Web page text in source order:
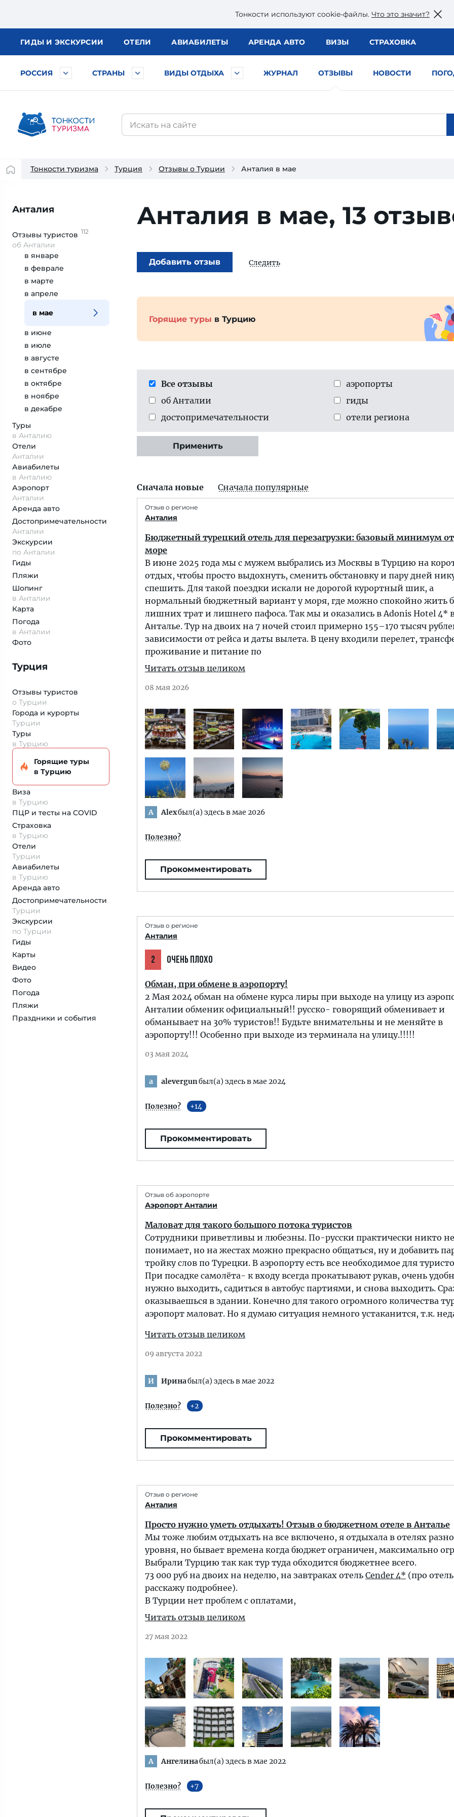
Тонкости используют сookie-файлы. Что это значит?
ГИДЫ И ЭКСКУРСИИ ОТЕЛИ АВИАБИЛЕТЫ АРЕНДА АВТО ВИЗЫ СТРАХОВКА
РОССИЯ СТРАНЫ ВИДЫ ОТДЫХА ЖУРНАЛ ОТЗЫВЫ НОВОСТИ
Тонкости туризма Турция Отзывы о Турции Анталия в мае
Анталия
Отзывы туристов 112
об Анталии
в январе
в феврале
в марте
в апреле
в мае
в июне
в июле
в августе
в сентябре
в октябре
в ноябре
в декабре
Туры
в Анталию
Отели
Анталии
Авиабилеты
в Анталию
Аэропорт
Анталии
Аренда авто
Достопримеча­тельности
Анталии
Экскурсии
по Анталии
Гиды
Пляжи
Шопинг
в Анталии
Карта
Погода
в Анталии
Фото
Турция
Отзывы туристов
о Турции
Города и курорты
Турции
Туры
в Турцию
Горящие туры
в Турцию
Виза
в Турцию
ПЦР и тесты на COVID
Страховка
в Турцию
Отели
Турции
Авиабилеты
в Турцию
Аренда авто
Достопримеча­тельности
Турции
Экскурсии
по Турции
Гиды
Карты
Видео
Фото
Погода
Пляжи
Праздники и события
Анталия в мае, 13
Добавить отзыв Следить
Горящие туры в Турцию
Все отзывы
об Анталии
достопримеча­тельности
аэропорты
гиды
отели региона
Применить
Сначала новые Сначала популярные
Отзыв о регионе
Анталия
Бюджетный турецкий отель для перезагрузки: базовый минимум
море
В июне 2025 года мы с мужем выбрались из Москвы в Турцию на
отдых, чтобы просто выдохнуть, сменить обстановку и пару дней
спешить. Для такой поездки искали не дорогой курортный шик, а
нормальный бюджетный вариант у моря, где можно спокойно жить
лишних трат и лишнего пафоса. Так мы и оказались в Adonis Hotel 4*
Анталье. Тур на двоих на 7 ночей стоил примерно 155–170 тысяч
зависимости от рейса и даты вылета. В цену входили перелет,
проживание и питание по
Читать отзыв целиком
08 мая 2026
A Alexбыл(а) здесь в мае 2026
Полезно?
Прокомментировать
Отзыв о регионе
Анталия
2 ОЧЕНЬ ПЛОХО
Обман, при обмене в аэропорту!
2 Мая 2024 обман на обмене курса лиры при выходе на улицу из
Анталии обменик официальный!! русско- говорящий обменивает и
обманывает на 30% туристов!! Будьте внимательны и не меняйте в
аэропорту!!! Особенно при выходе из терминала на улицу.!!!!!
03 мая 2024
a alevergunбыл(а) здесь в мае 2024
Полезно? 14
Прокомментировать
Отзыв об аэропорте
Аэропорт Анталии
Маловат для такого большого потока туристов
Сотрудники приветливы и любезны. По-русски практически никто не
понимает, но на жестах можно прекрасно общаться, ну и добавить
тройку слов по Турецки. В аэропорту есть все необходимое для
При посадке самолёта- к входу всегда прокатывают рукав, очень
нужно выходить, садиться в автобус партиями, и снова выходить.
оказываешься в здании. Конечно для такого огромного количества
аэропорт маловат. Но я думаю ситуация немного устаканится, т.к.
Читать отзыв целиком
09 августа 2022
И Иринабыл(а) здесь в мае 2022
Полезно? 2
Прокомментировать
Отзыв о регионе
Анталия
Просто нужно уметь отдыхать! Отзыв о бюджетном отеле в Анталье
Мы тоже любим отдыхать на все включено, я отдыхала в отелях
уровня, но бывает времена когда бюджет ограничен, максимально
Выбрали Турцию так как тур туда обходится бюджетнее всего.
73 000 руб на двоих на неделю, на завтраках отель Cender 4* (про отель
расскажу подробнее).
В Турции нет проблем с оплатами,
Читать отзыв целиком
27 мая 2022
А Ангелинабыл(а) здесь в мае 2022
Полезно? 7